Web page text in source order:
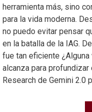
herramienta más, sino
para la vida moderna.
no puedo evitar pensar
en la batalla de la IAG.
fue tan eficiente
alcanza para profundizar
Research de Gemini 2.0